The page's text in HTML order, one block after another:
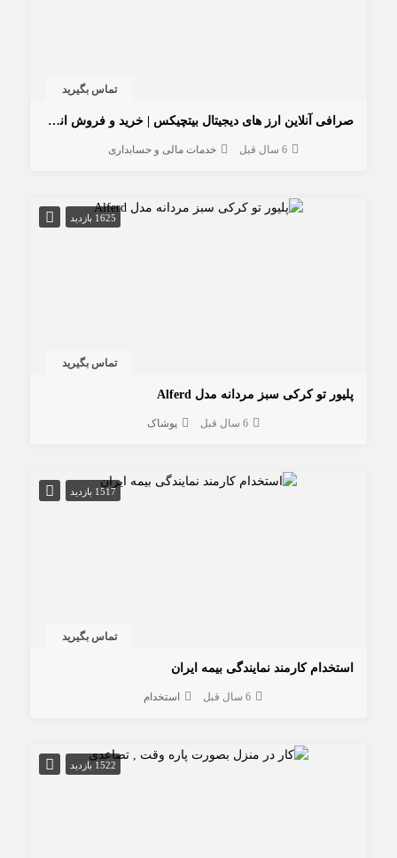
تماس بگیرید
صرافی آنلاین ارز های دیجیتال بیتچیکس | خرید و فروش انواع ارز های دیجیتال با قیمت مناسب و سرعت بالا
6 سال قبل خدمات مالی و حسابداری
1625 بازدید
تماس بگیرید
پليور تو كركی سبز مردانه مدل Alferd
6 سال قبل پوشاک
1517 بازدید
تماس بگیرید
استخدام کارمند نمایندگی بیمه ایران
6 سال قبل استخدام
1522 بازدید